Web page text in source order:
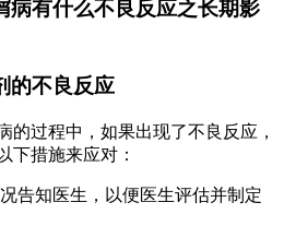
病有什么不良反应之长期影
的不良反应
的过程中，如果出现了不良反应，
下措施来应对：
告知医生，以便医生评估并制定